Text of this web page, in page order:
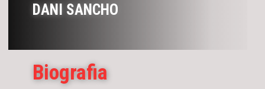
DANI SANCHO
Biografia